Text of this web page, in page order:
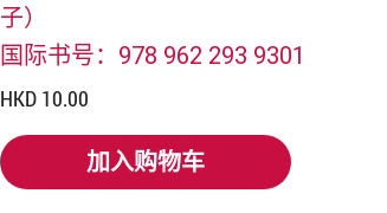
子）
国际书号：978 962 293 9301
HKD 10.00
加入购物车
加入购物车